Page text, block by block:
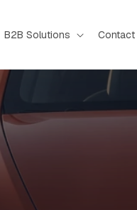
B2B Solutions Contact